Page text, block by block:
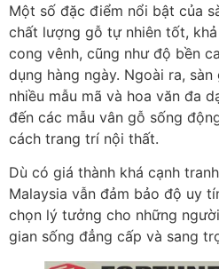
Một số đặc điểm nổi bật của
chất lượng gỗ tự nhiên tốt,
cong vênh, cũng như độ bền
dụng hàng ngày. Ngoài ra,
nhiều mẫu mã và hoa văn đa
đến các mẫu vân gỗ sống
cách trang trí nội thất.
Dù có giá thành khá cạnh
Malaysia vẫn đảm bảo độ uy
chọn lý tưởng cho những
gian sống đẳng cấp và sang